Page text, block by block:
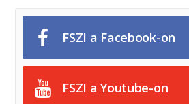
FSZI a Facebook-on
FSZI a Youtube-on